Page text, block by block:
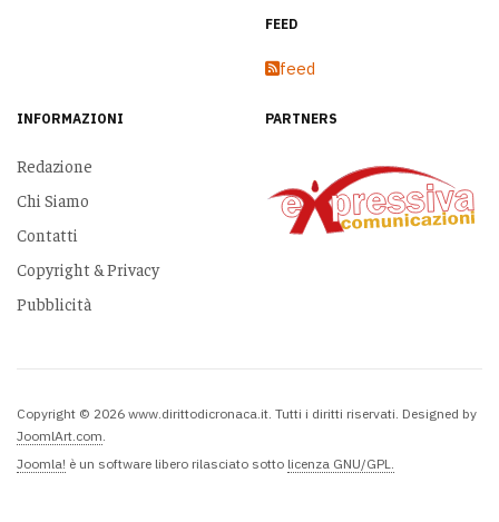
FEED
feed
INFORMAZIONI
Redazione
Chi Siamo
Contatti
Copyright & Privacy
Pubblicità
PARTNERS
Copyright © 2026 www.dirittodicronaca.it. Tutti i diritti riservati. Designed by
JoomlArt.com.
Joomla! è un software libero rilasciato sotto licenza GNU/GPL.